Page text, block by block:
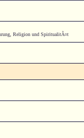
Religion und SpiritualitÃ¤t